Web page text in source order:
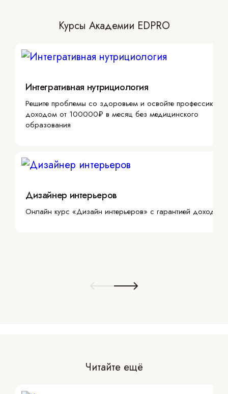
Курсы Академии EDPRO
Интегративная нутрициология
Решите проблемы со здоровьем и освойте профессию с
доходом от 100000₽ в месяц без медицинского
образования
Дизайнер интерьеров
Онлайн курс «Дизайн интерьеров» с гарантией дохода
Читайте ещё